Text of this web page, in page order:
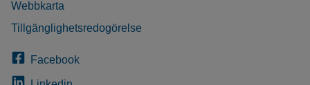
Webbkarta
Tillgänglighetsredogörelse
Facebook